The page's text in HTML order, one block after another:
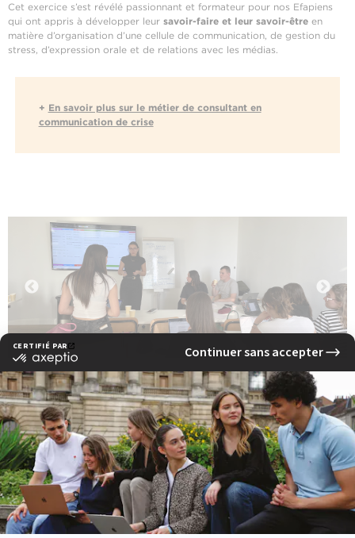
Cet exercice s’est révélé passionnant et formateur pour nos Efapiens
qui ont appris à développer leur savoir-faire et leur savoir-être en
matière d’organisation d’une cellule de communication, de gestion du
stress, d’expression orale et de relations avec les médias.
+ En savoir plus sur le métier de consultant en
communication de crise
‹ Previous news Next news ›
See other news